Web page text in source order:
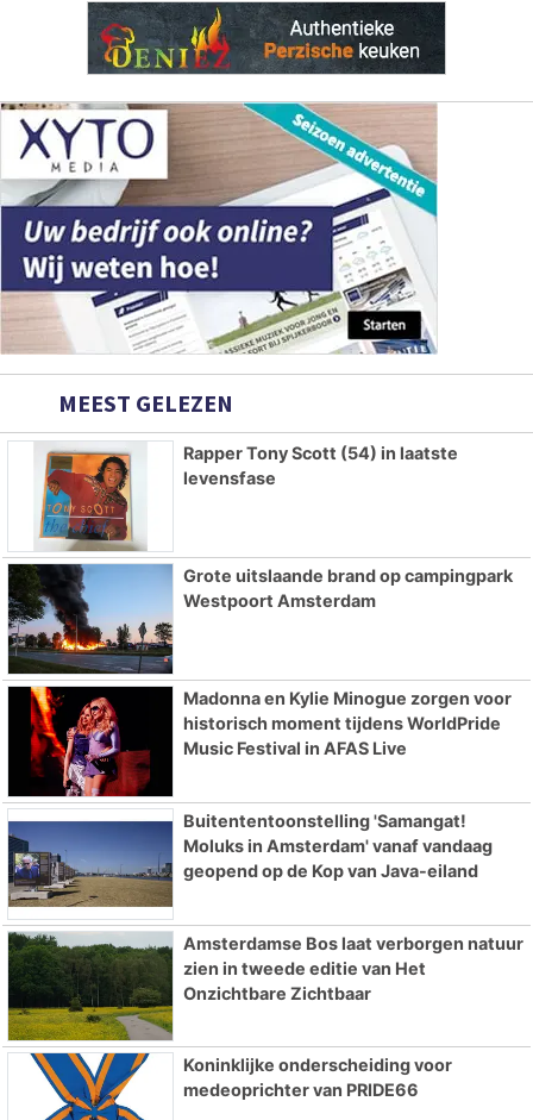
MEEST GELEZEN
Rapper Tony Scott (54) in laatste
levensfase
Grote uitslaande brand op campingpark
Westpoort Amsterdam
Madonna en Kylie Minogue zorgen voor
historisch moment tijdens WorldPride
Music Festival in AFAS Live
Buitententoonstelling 'Samangat!
Moluks in Amsterdam' vanaf vandaag
geopend op de Kop van Java-eiland
Amsterdamse Bos laat verborgen natuur
zien in tweede editie van Het
Onzichtbare Zichtbaar
Koninklijke onderscheiding voor
medeoprichter van PRIDE66